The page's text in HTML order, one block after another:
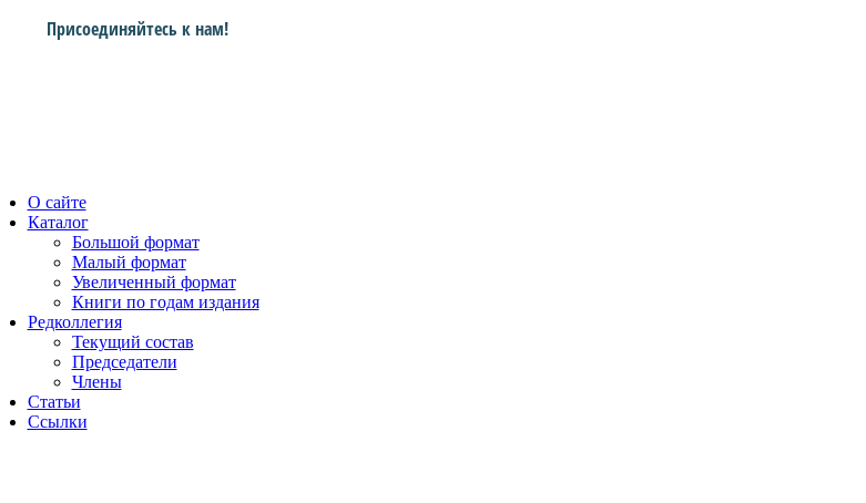
Присоединяйтесь к нам!
О сайте
Каталог
Большой формат
Малый формат
Увеличенный формат
Книги по годам издания
Редколлегия
Текущий состав
Председатели
Члены
Статьи
Ссылки